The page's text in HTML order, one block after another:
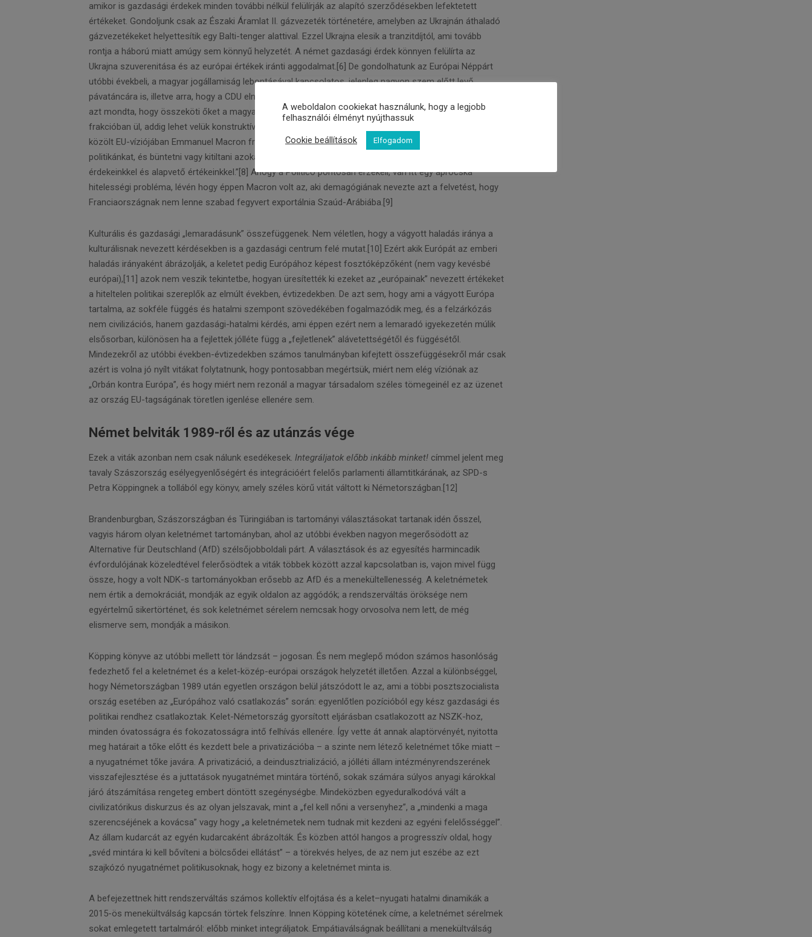
amikor is gazdasági érdekek minden további nélkül felülírják az alapító szerződésekben lefektetett
értékeket. Gondoljunk csak az Északi Áramlat II. gázvezeték történetére, amelyben az Ukrajnán áthaladó
gázvezetékeket helyettesítik egy Balti-tenger alattival. Ezzel Ukrajna elesik a tranzitdíjtól, ami tovább
rontja a háború miatt amúgy sem könnyű helyzetét. A német gazdasági érdek könnyen felülírta az
Ukrajna szuverenitása és az európai értékek iránti aggodalmat.[6] De gondolhatunk az Európai Néppárt
utóbbi évekbeli, a magyar jogállamiság lebontásával kapcsolatos, jelenleg nagyon szem előtt levő
pávatáncára is, illetve arra, hogy a CDU elnöke, Annegret Kramp-Karrenbauer még 2019. február elején is
azt mondta, hogy összeköti őket a magyar gazdaságpolitika (még jó!), és amíg a Fidesz a néppárti
frakcióban ül, addig lehet velük konstruktívan vitázni.[7] Vagy arra, hogy 2019. március 4-i, nyílt levélben
közölt EU-víziójában Emmanuel Macron francia elnök úgy fogalmaz: „Át kell alakítanunk a kereskedelmi
politikánkat, és büntetni vagy kitiltani azokat a vállalatokat, amelyek szembemennek a stratégiai
érdekeinkkel és alapvető értékeinkkel.”[8] Ahogy a Politico pontosan érzékeli, van itt egy aprócska
hitelességi probléma, lévén hogy éppen Macron volt az, aki demagógiának nevezte azt a felvetést, hogy
Franciaországnak nem lenne szabad fegyvert exportálnia Szaúd-Arábiába.[9]
Kulturális és gazdasági „lemaradásunk” összefüggenek. Nem véletlen, hogy a vágyott haladás iránya a
kulturálisnak nevezett kérdésekben is a gazdasági centrum felé mutat.[10] Ezért akik Európát az emberi
haladás irányaként ábrázolják, a keletet pedig Európához képest fosztóképzőként (nem vagy kevésbé
európai),[11] azok nem veszik tekintetbe, hogyan üresítették ki ezeket az „európainak” nevezett értékeket
a hiteltelen politikai szereplők az elmúlt években, évtizedekben. De azt sem, hogy ami a vágyott Európa
tartalma, az sokféle függés és hatalmi szempont szövedékében fogalmazódik meg, és a felzárkózás
nem civilizációs, hanem gazdasági-hatalmi kérdés, ami éppen ezért nem a lemaradó igyekezetén múlik
elsősorban, különösen ha a fejlettek jólléte függ a „fejletlenek” alávetettségétől és függésétől.
Mindezekről az utóbbi években-évtizedekben számos tanulmányban kifejtett összefüggésekről már csak
azért is volna jó nyílt vitákat folytatnunk, hogy pontosabban megértsük, miért nem elég víziónak az
„Orbán kontra Európa”, és hogy miért nem rezonál a magyar társadalom széles tömegeinél ez az üzenet
az ország EU-tagságának töretlen igenlése ellenére sem.
Német belviták 1989-ről és az utánzás vége
Ezek a viták azonban nem csak nálunk esedékesek. Integráljatok előbb inkább minket! címmel jelent meg
tavaly Szászország esélyegyenlőségért és integrációért felelős parlamenti államtitkárának, az SPD-s
Petra Köppingnek a tollából egy könyv, amely széles körű vitát váltott ki Németországban.[12]
Brandenburgban, Szászországban és Türingiában is tartományi választásokat tartanak idén ősszel,
vagyis három olyan keletnémet tartományban, ahol az utóbbi években nagyon megerősödött az
Alternative für Deutschland (AfD) szélsőjobboldali párt. A választások és az egyesítés harmincadik
évfordulójának közeledtével felerősödtek a viták többek között azzal kapcsolatban is, vajon mivel függ
össze, hogy a volt NDK-s tartományokban erősebb az AfD és a menekültellenesség. A keletnémetek
nem értik a demokráciát, mondják az egyik oldalon az aggódók; a rendszerváltás öröksége nem
egyértelmű sikertörténet, és sok keletnémet sérelem nemcsak hogy orvosolva nem lett, de még
elismerve sem, mondják a másikon.
Köpping könyve az utóbbi mellett tör lándzsát – jogosan. És nem meglepő módon számos hasonlóság
fedezhető fel a keletnémet és a kelet-közép-európai országok helyzetét illetően. Azzal a különbséggel,
hogy Németországban 1989 után egyetlen országon belül játszódott le az, ami a többi posztszocialista
ország esetében az „Európához való csatlakozás” során: egyenlőtlen pozícióból egy kész gazdasági és
politikai rendhez csatlakoztak. Kelet-Németország gyorsított eljárásban csatlakozott az NSZK-hoz,
minden óvatosságra és fokozatosságra intő felhívás ellenére. Így vette át annak alaptörvényét, nyitotta
meg határait a tőke előtt és kezdett bele a privatizációba – a szinte nem létező keletnémet tőke miatt –
a nyugatnémet tőke javára. A privatizáció, a deindusztrializáció, a jólléti állam intézményrendszerének
visszafejlesztése és a juttatások nyugatnémet mintára történő, sokak számára súlyos anyagi károkkal
járó átszámítása rengeteg embert döntött szegénységbe. Mindeközben egyeduralkodóvá vált a
civilizatórikus diskurzus és az olyan jelszavak, mint a „fel kell nőni a versenyhez”, a „mindenki a maga
szerencséjének a kovácsa” vagy hogy „a keletnémetek nem tudnak mit kezdeni az egyéni felelősséggel”.
Az állam kudarcát az egyén kudarcaként ábrázolták. És közben attól hangos a progresszív oldal, hogy
„svéd mintára ki kell bővíteni a bölcsődei ellátást” – a törekvés helyes, de az nem jut eszébe az ezt
szajkózó nyugatnémet politikusoknak, hogy ez bizony a keletnémet minta is.
A befejezettnek hitt rendszerváltás számos kollektív elfojtása és a kelet–nyugati hatalmi dinamikák a
2015-ös menekültválság kapcsán törtek felszínre. Innen Köpping kötetének címe, a keletnémet sérelmek
sokat emlegetett tartalmáról: előbb minket integráljatok. Empátiaválságnak beállítani a menekültválság
A weboldalon cookiekat használunk, hogy a legjobb
felhasználói élményt nyújthassuk
Cookie beállítások Elfogadom